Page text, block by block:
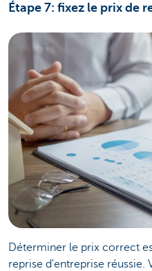
Étape 7: fixez le prix de
Déterminer le prix correct
reprise d'entreprise réussie.